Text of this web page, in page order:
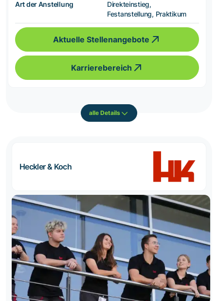
Art der Anstellung
Direkteinstieg,
Festanstellung, Praktikum
Aktuelle Stellenangebote
Karrierebereich
alle Details
Heckler & Koch